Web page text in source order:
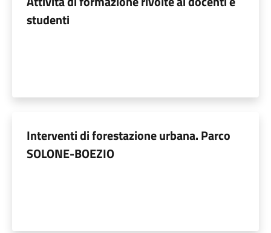
studenti
Interventi di forestazione urbana. Parco
SOLONE-BOEZIO